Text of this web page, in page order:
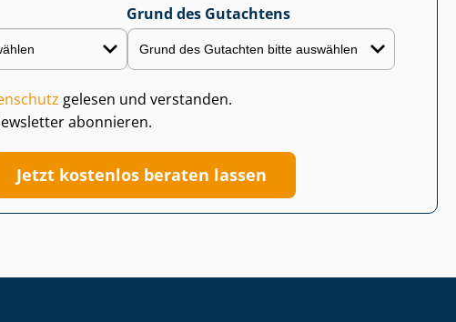
Grund des Gutachtens
gelesen und verstanden.
abonnieren.
Jetzt kostenlos beraten lassen